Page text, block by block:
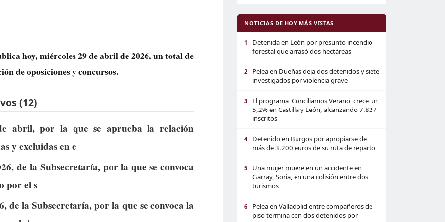
hoy, miércoles 29 de abril de 2026, un total de
de oposiciones y concursos.
(12)
abril, por la que se aprueba la relación
y excluidas en e
de la Subsecretaría, por la que se convoca
por el s
de la Subsecretaría, por la que se convoca la
NOTICIAS DE HOY MÁS VISTAS
1
Detenida en León por presunto incendio
forestal que arrasó dos hectáreas
2
Pelea en Dueñas deja dos detenidos y siete
investigados por violencia grave
3
El programa 'Conciliamos Verano' crece un
5,2% en Castilla y León, alcanzando 7.827
inscritos
4
Detenido en Burgos por apropiarse de
más de 3.200 euros de su ruta de reparto
5
Una mujer muere en un accidente en
Garray, Soria, en una colisión entre dos
turismos
6
Pelea en Valladolid entre compañeros de
piso termina con dos detenidos por